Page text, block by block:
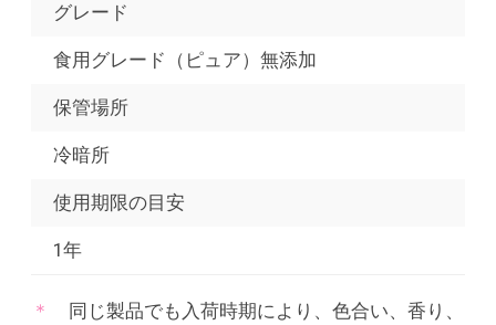
グレード
食用グレード（ピュア）無添加
保管場所
冷暗所
使用期限の目安
1年
同じ製品でも入荷時期により、色合い、香り、